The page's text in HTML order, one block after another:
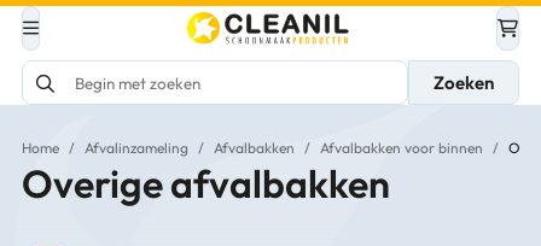
Zoeken
Home / Afvalinzameling / Afvalbakken / Afvalbakken voor binnen /
Overige afvalbakken